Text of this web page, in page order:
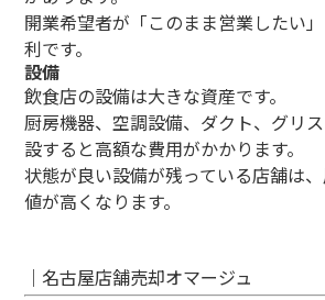
開業希望者が「このまま営業したい
利です。
設備
飲食店の設備は大きな資産です。
厨房機器、空調設備、ダクト、グリ
設すると高額な費用がかかります。
状態が良い設備が残っている店舗は
値が高くなります。
｜名古屋店舗売却オマージュ